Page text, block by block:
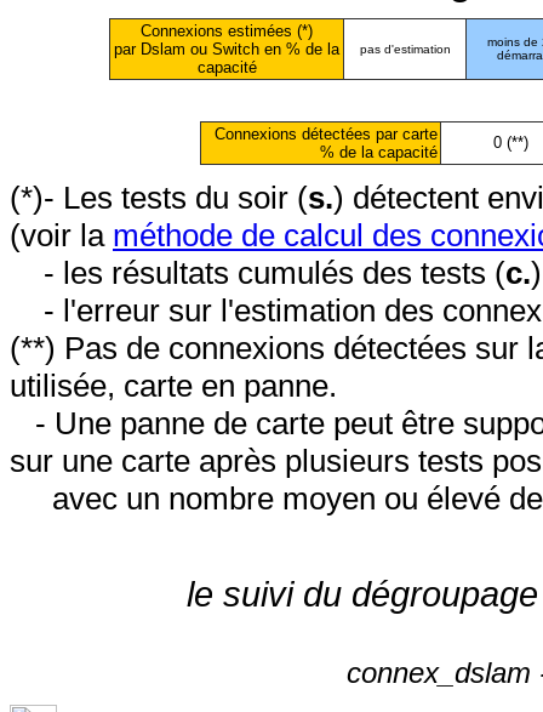
Connexions estimées (*)
par Dslam ou Switch en % de la
capacité
pas d'estimation
moins de
Connexions détectées par carte
% de la capacité
0 (**)
(*)- Les tests du soir (s.) détectent
(voir la méthode de calcul des
- les résultats cumulés des tests (c.
- l'erreur sur l'estimation des
(**) Pas de connexions détectées sur
utilisée, carte en panne.
- Une panne de carte peut être
sur une carte après plusieurs tests
avec un nombre moyen ou élevé
le suivi du
connex_dslam